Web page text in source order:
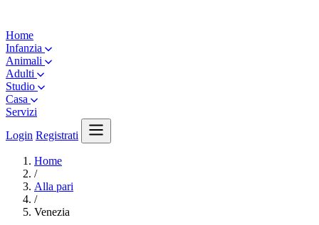
Home
Infanzia
Animali
Adulti
Studio
Casa
Servizi
Login Registrati
Home
/
Alla pari
/
Venezia